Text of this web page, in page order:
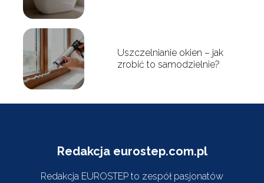
Uszczelnianie okien – jak
zrobić to samodzielnie?
Redakcja eurostep.com.pl
Redakcja EUROSTEP to zespół pasjonatów